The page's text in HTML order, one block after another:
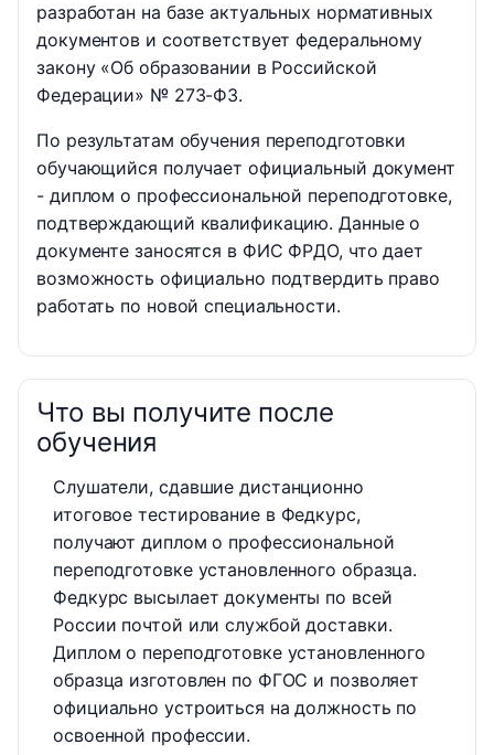
разработан на базе актуальных нормативных
документов и соответствует федеральному
закону «Об образовании в Российской
Федерации» № 273-ФЗ.
По результатам обучения переподготовки
обучающийся получает официальный документ
- диплом о профессиональной переподготовке,
подтверждающий квалификацию. Данные о
документе заносятся в ФИС ФРДО, что дает
возможность официально подтвердить право
работать по новой специальности.
Что вы получите после
обучения
Слушатели, сдавшие дистанционно
итоговое тестирование в Федкурс,
получают диплом о профессиональной
переподготовке установленного образца.
Федкурс высылает документы по всей
России почтой или службой доставки.
Диплом о переподготовке установленного
образца изготовлен по ФГОС и позволяет
официально устроиться на должность по
освоенной профессии.